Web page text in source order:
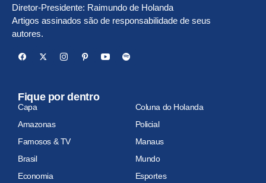
Diretor-Presidente: Raimundo de Holanda
Artigos assinados são de responsabilidade de seus
autores.
Fique por dentro
Capa
Coluna do Holanda
Amazonas
Policial
Famosos & TV
Manaus
Brasil
Mundo
Economia
Esportes